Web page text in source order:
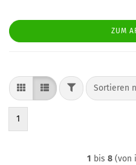
ZUM
FILTERSortieren
Sortieren
1
1 bis 8(von